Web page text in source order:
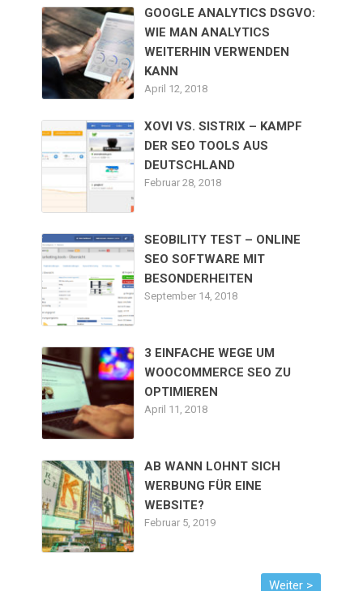
GOOGLE ANALYTICS DSGVO:
WIE MAN ANALYTICS
WEITERHIN VERWENDEN
KANN
April 12, 2018
XOVI VS. SISTRIX – KAMPF
DER SEO TOOLS AUS
DEUTSCHLAND
Februar 28, 2018
SEOBILITY TEST – ONLINE
SEO SOFTWARE MIT
BESONDERHEITEN
September 14, 2018
3 EINFACHE WEGE UM
WOOCOMMERCE SEO ZU
OPTIMIEREN
April 11, 2018
AB WANN LOHNT SICH
WERBUNG FÜR EINE
WEBSITE?
Februar 5, 2019